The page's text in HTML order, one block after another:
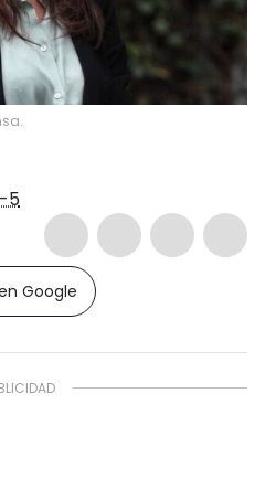
5
Google